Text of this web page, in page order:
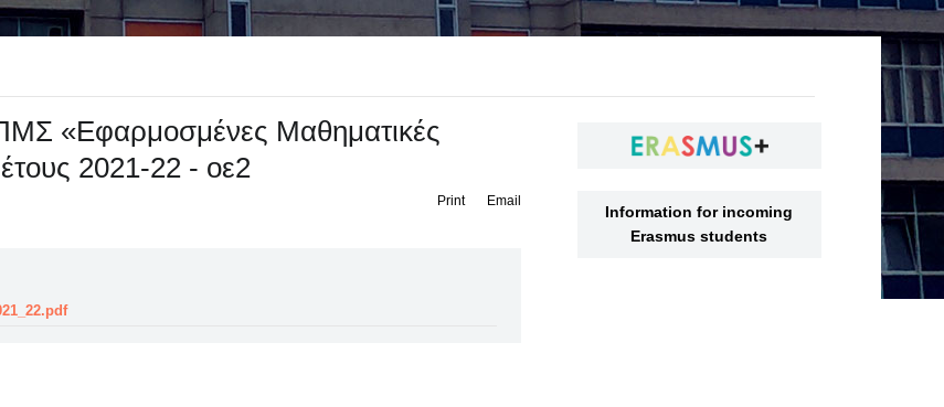
«Εφαρμοσμένες Μαθηματικές
2021-22 - οε2
Email
Print
Information for incoming
Erasmus students